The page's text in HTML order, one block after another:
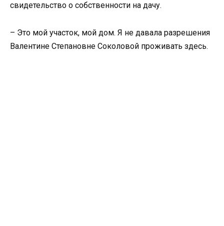
свидетельство о собственности на дачу.
– Это мой участок, мой дом. Я не давала разрешения
Валентине Степановне Соколовой проживать здесь.